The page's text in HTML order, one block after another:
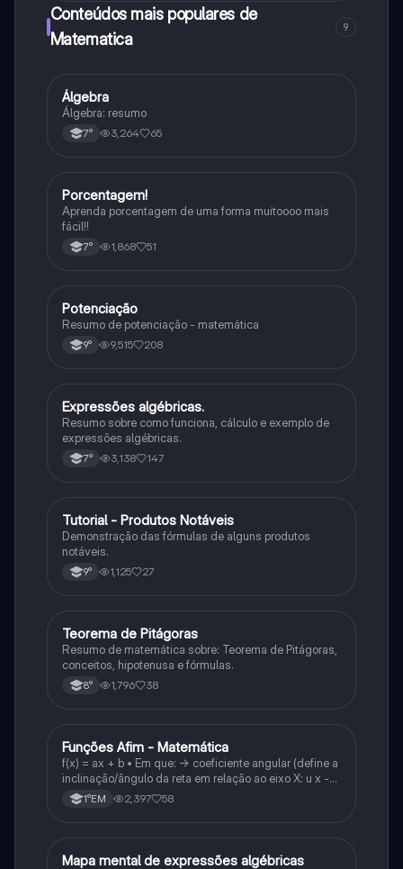
Conteúdos mais populares de
Matematica
9
Matematica
Álgebra
Álgebra: resumo
7° 3,264 65
Matematica
Porcentagem!
Aprenda porcentagem de uma forma muitoooo mais
fácil!!
7° 1,868 51
Matematica
Potenciação
Resumo de potenciação - matemática
9° 9,515 208
Matematica
Expressões algébricas.
Resumo sobre como funciona, cálculo e exemplo de
expressões algébricas.
7° 3,138 147
Matematica
Tutorial - Produtos Notáveis
Demonstração das fórmulas de alguns produtos
notáveis.
9° 1,125 27
Matematica
Teorema de Pitágoras
Resumo de matemática sobre: Teorema de Pitágoras,
conceitos, hipotenusa e fórmulas.
8° 1,796 38
Matematica
Funções Afim - Matemática
f(x) = ax + b • Em que: -> coeficiente angular (define a
inclinação/ângulo da reta em relação ao eixo X: u x -
variável: a b → coeficiente linear (valor que corta o
eixo y).
1°EM 2,397 58
Matematica
Mapa mental de expressões algébricas